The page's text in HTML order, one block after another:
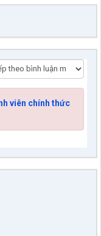
viên chính thức